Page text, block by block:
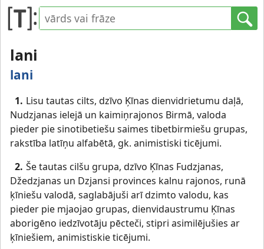
lani
lani
1. Lisu tautas cilts, dzīvo Ķīnas dienvidrietumu daļā,
Nudzjanas ielejā un kaimiņrajonos Birmā, valoda
pieder pie sinotibetiešu saimes tibetbirmiešu grupas,
rakstība latīņu alfabētā, gk. animistiski ticējumi.
2. Še tautas cilšu grupa, dzīvo Ķīnas Fudzjanas,
Džedzjanas un Dzjansi provinces kalnu rajonos, runā
ķīniešu valodā, saglabājuši arī dzimto valodu, kas
pieder pie mjaojao grupas, dienvidaustrumu Ķīnas
aborigēno iedzīvotāju pēcteči, stipri asimilējušies ar
ķīniešiem, animistiskie ticējumi.